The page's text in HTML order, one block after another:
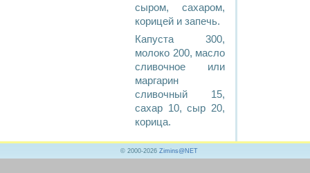
сыром, сахаром,
корицей и запечь.
Капуста 300,
молоко 200, масло
сливочное или
маргарин
сливочный 15,
сахар 10, сыр 20,
корица.
© 2000-2026 Zimins@NET